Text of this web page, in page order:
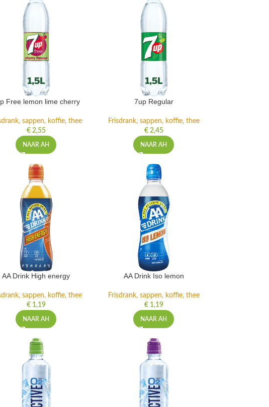
Free lemon lime cherry
sappen, koffie, thee
€2,55
NAAR AH
7up Regular
Frisdrank, sappen, koffie, thee
€2,45
NAAR AH
AA Drink High energy
sappen, koffie, thee
€1,19
NAAR AH
AA Drink Iso lemon
Frisdrank, sappen, koffie, thee
€1,19
NAAR AH